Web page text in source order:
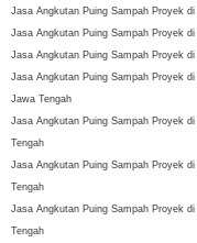
Jasa Angkutan Puing Sampah Proyek di
Jasa Angkutan Puing Sampah Proyek di
Jasa Angkutan Puing Sampah Proyek di
Jasa Angkutan Puing Sampah Proyek di
Jawa Tengah
Jasa Angkutan Puing Sampah Proyek di
Tengah
Jasa Angkutan Puing Sampah Proyek di
Tengah
Jasa Angkutan Puing Sampah Proyek di
Tengah